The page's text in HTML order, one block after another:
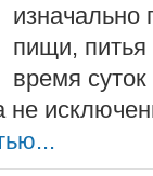
изначально
пищи, питья
время
не